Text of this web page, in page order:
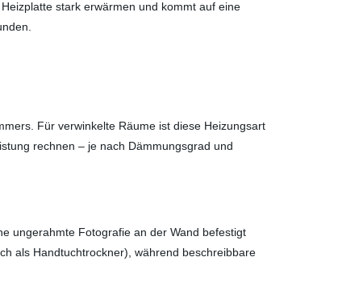
stark erwärmen und kommt auf eine
Für verwinkelte Räume ist diese Heizungsart
rechnen – je nach Dämmungsgrad und
ungerahmte Fotografie an der Wand befestigt
als Handtuchtrockner), während beschreibbare